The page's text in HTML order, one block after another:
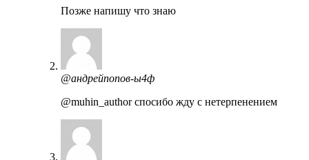
Позже напишу что знаю
@андрейпопов-ы4ф
@muhin_author спосибо жду с нетерпенением